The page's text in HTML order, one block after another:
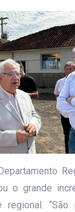
o grande
regional.